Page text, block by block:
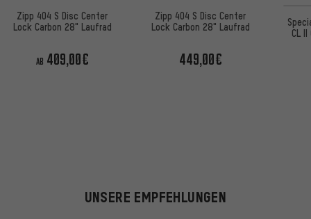
Zipp 404 S Disc Center
Lock Carbon 28" Laufrad
AB 409,00€
Zipp 404 S Disc Center
Lock Carbon 28" Laufrad
449,00€
CL
UNSERE EMPFEHLUNGEN